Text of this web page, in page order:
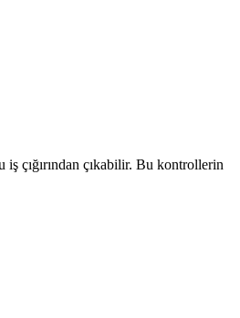
çığırından çıkabilir. Bu kontrollerin